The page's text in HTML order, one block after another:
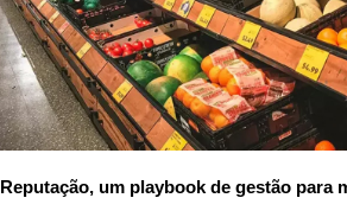
Reputação, um playbook de gestão para